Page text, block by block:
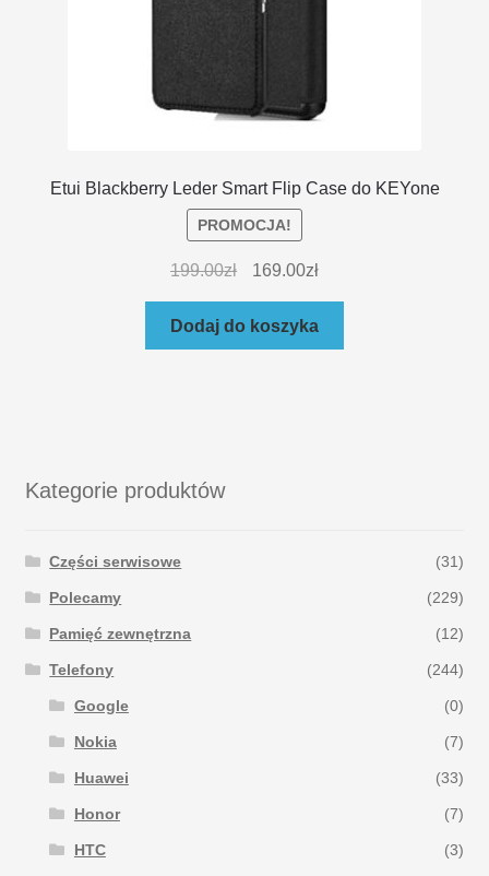
Etui Blackberry Leder Smart Flip Case do KEYone
PROMOCJA!
199.00zł 169.00zł
Dodaj do koszyka
Kategorie produktów
Części serwisowe (31)
Polecamy (229)
Pamięć zewnętrzna (12)
Telefony (244)
Google (0)
Nokia (7)
Huawei (33)
Honor (7)
HTC (3)